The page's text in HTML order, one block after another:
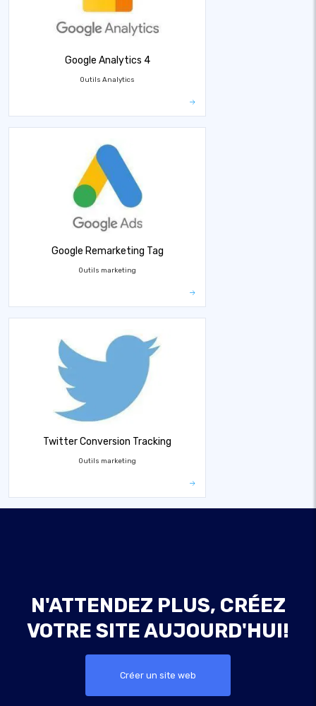
Google Analytics 4
Outils Analytics
Google Remarketing Tag
Outils marketing
Twitter Conversion Tracking
Outils marketing
N'ATTENDEZ PLUS, CRÉEZ
VOTRE SITE AUJOURD'HUI!
Créer un site web